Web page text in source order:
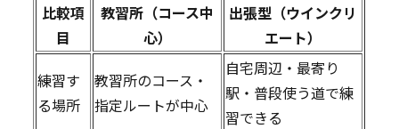
比較項
目
教習所（コース中
心）
出張型（ウインクリ
エート）
練習す
る場所
教習所のコース・
指定ルートが中心
自宅周辺・最寄り
駅・普段使う道で練
習できる